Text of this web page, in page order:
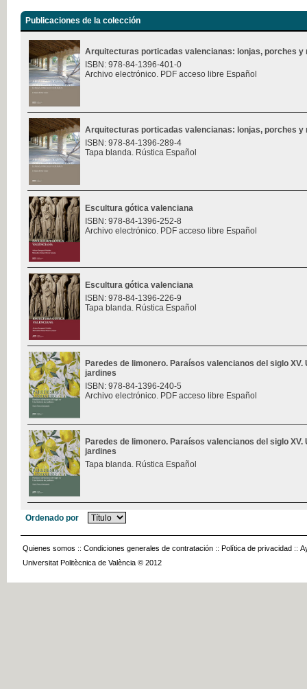
Publicaciones de la colección
Arquitecturas porticadas valencianas: lonjas, porches y
ISBN: 978-84-1396-401-0
Archivo electrónico. PDF acceso libre Español
Arquitecturas porticadas valencianas: lonjas, porches y
ISBN: 978-84-1396-289-4
Tapa blanda. Rústica Español
Escultura gótica valenciana
ISBN: 978-84-1396-252-8
Archivo electrónico. PDF acceso libre Español
Escultura gótica valenciana
ISBN: 978-84-1396-226-9
Tapa blanda. Rústica Español
Paredes de limonero. Paraísos valencianos del siglo XV.
jardines
ISBN: 978-84-1396-240-5
Archivo electrónico. PDF acceso libre Español
Paredes de limonero. Paraísos valencianos del siglo XV.
jardines
Tapa blanda. Rústica Español
Ordenado por
Quienes somos :: Condiciones generales de contratación :: Política de privacidad ::
Universitat Politècnica de València © 2012